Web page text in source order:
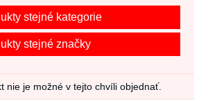
stejné kategorie
stejné značky
nie je možné v tejto chvíli objednať.